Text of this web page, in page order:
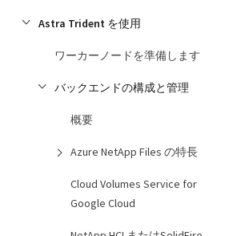
Astra Trident を使用
ワーカーノードを準備します
バックエンドの構成と管理
概要
Azure NetApp Files の特長
Cloud Volumes Service for
Google Cloud